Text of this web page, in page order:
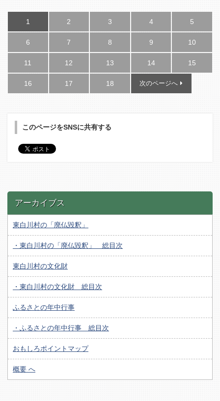
1 2 3 4 5
6 7 8 9 10
11 12 13 14 15
16 17 18 次のページへ
このページをSNSに共有する
アーカイブス
東白川村の「廃仏毀釈」
・東白川村の「廃仏毀釈」 総目次
東白川村の文化財
・東白川村の文化財 総目次
ふるさとの年中行事
・ふるさとの年中行事 総目次
おもしろポイントマップ
概要 へ